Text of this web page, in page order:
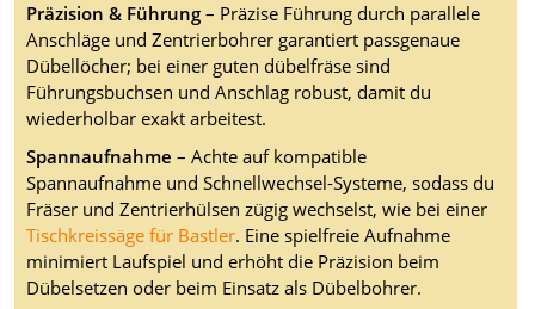
Präzision & Führung– Präzise Führung durch parallele
Anschläge und Zentrierbohrer garantiert passgenaue
Dübellöcher; bei einer guten dübelfräse sind
Führungsbuchsen und Anschlag robust, damit du
wiederholbar exakt arbeitest.
Spannaufnahme – Achte auf kompatible
Spannaufnahme und Schnellwechsel-Systeme, sodass du
Fräser und Zentrierhülsen zügig wechselst, wie bei einer
Tischkreissäge für Bastler. Eine spielfreie Aufnahme
minimiert Laufspiel und erhöht die Präzision beim
Dübelsetzen oder beim Einsatz als Dübelbohrer.